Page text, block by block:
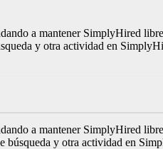
a mantener SimplyHired
y otra actividad en
a mantener SimplyHired
búsqueda y otra actividad en